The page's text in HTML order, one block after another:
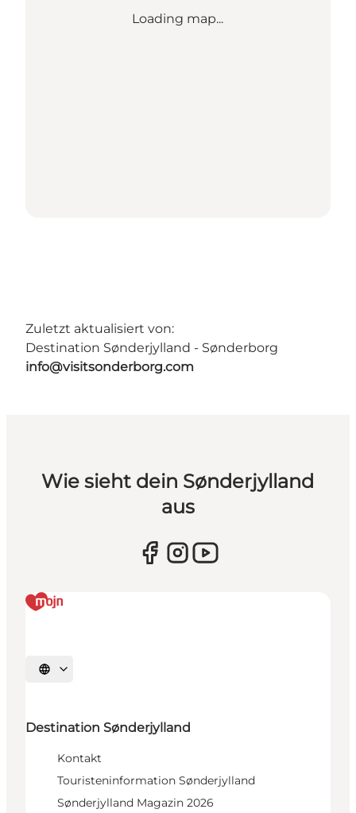
Loading map...
Zuletzt aktualisiert von:
Destination Sønderjylland - Sønderborg
info@visitsonderborg.com
Wie sieht dein Sønderjylland
aus
Sprache auswählen
Destination Sønderjylland
Kontakt
Touristeninformation Sønderjylland
Sønderjylland Magazin 2026